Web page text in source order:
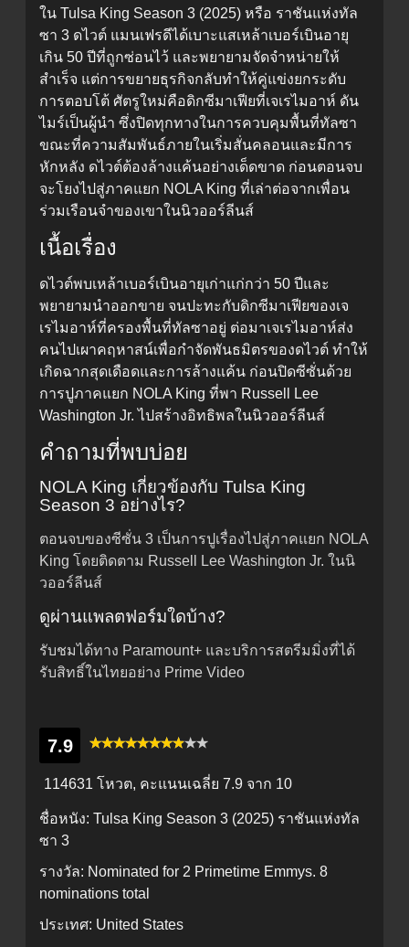
ใน Tulsa King Season 3 (2025) หรือ ราชันแห่งทัล
ซา 3 ดไวต์ แมนเฟรดีได้เบาะแสเหล้าเบอร์เบินอายุ
เกิน 50 ปีที่ถูกซ่อนไว้ และพยายามจัดจำหน่ายให้
สำเร็จ แต่การขยายธุรกิจกลับทำให้คู่แข่งยกระดับ
การตอบโต้ ศัตรูใหม่คือดิกซีมาเฟียที่เจเรไมอาห์ ดัน
ไมร์เป็นผู้นำ ซึ่งปิดทุกทางในการควบคุมพื้นที่ทัลซา
ขณะที่ความสัมพันธ์ภายในเริ่มสั่นคลอนและมีการ
หักหลัง ดไวต์ต้องล้างแค้นอย่างเด็ดขาด ก่อนตอนจบ
จะโยงไปสู่ภาคแยก NOLA King ที่เล่าต่อจากเพื่อน
ร่วมเรือนจำของเขาในนิวออร์ลีนส์
เนื้อเรื่อง
ดไวต์พบเหล้าเบอร์เบินอายุเก่าแก่กว่า 50 ปีและ
พยายามนำออกขาย จนปะทะกับดิกซีมาเฟียของเจ
เรไมอาห์ที่ครองพื้นที่ทัลซาอยู่ ต่อมาเจเรไมอาห์ส่ง
คนไปเผาคฤหาสน์เพื่อกำจัดพันธมิตรของดไวต์ ทำให้
เกิดฉากสุดเดือดและการล้างแค้น ก่อนปิดซีซั่นด้วย
การปูภาคแยก NOLA King ที่พา Russell Lee
Washington Jr. ไปสร้างอิทธิพลในนิวออร์ลีนส์
คำถามที่พบบ่อย
NOLA King เกี่ยวข้องกับ Tulsa King
Season 3 อย่างไร?
ตอนจบของซีซั่น 3 เป็นการปูเรื่องไปสู่ภาคแยก NOLA
King โดยติดตาม Russell Lee Washington Jr. ในนิ
วออร์ลีนส์
ดูผ่านแพลตฟอร์มใดบ้าง?
รับชมได้ทาง Paramount+ และบริการสตรีมมิ่งที่ได้
รับสิทธิ์ในไทยอย่าง Prime Video
7.9
114631 โหวต, คะแนนเฉลี่ย 7.9 จาก 10
ชื่อหนัง: Tulsa King Season 3 (2025) ราชันแห่งทัล
ซา 3
รางวัล: Nominated for 2 Primetime Emmys. 8
nominations total
ประเทศ: United States